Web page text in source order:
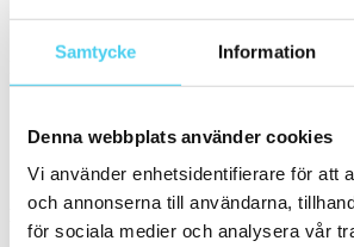
Samtycke Information
Denna webbplats använder cookies
Vi använder enhetsidentifierare för att
och annonserna till användarna,
för sociala medier och analysera vår
Blåa(1)
Välj en eller flera former:
Kvadratisk
Storlek
Filtrera efter storlek: